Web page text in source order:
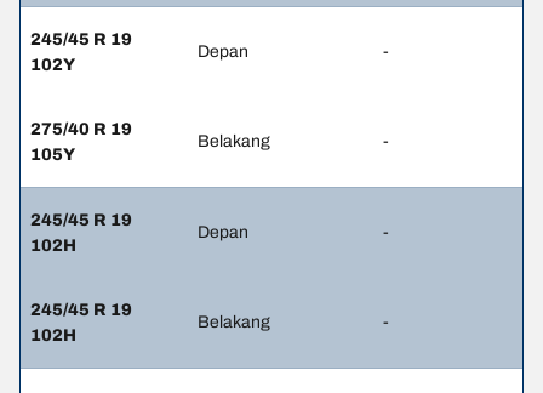
245/45 R 19
102Y
Depan -
275/40 R 19
105Y
Belakang -
245/45 R 19
102H
Depan -
245/45 R 19
102H
Belakang -